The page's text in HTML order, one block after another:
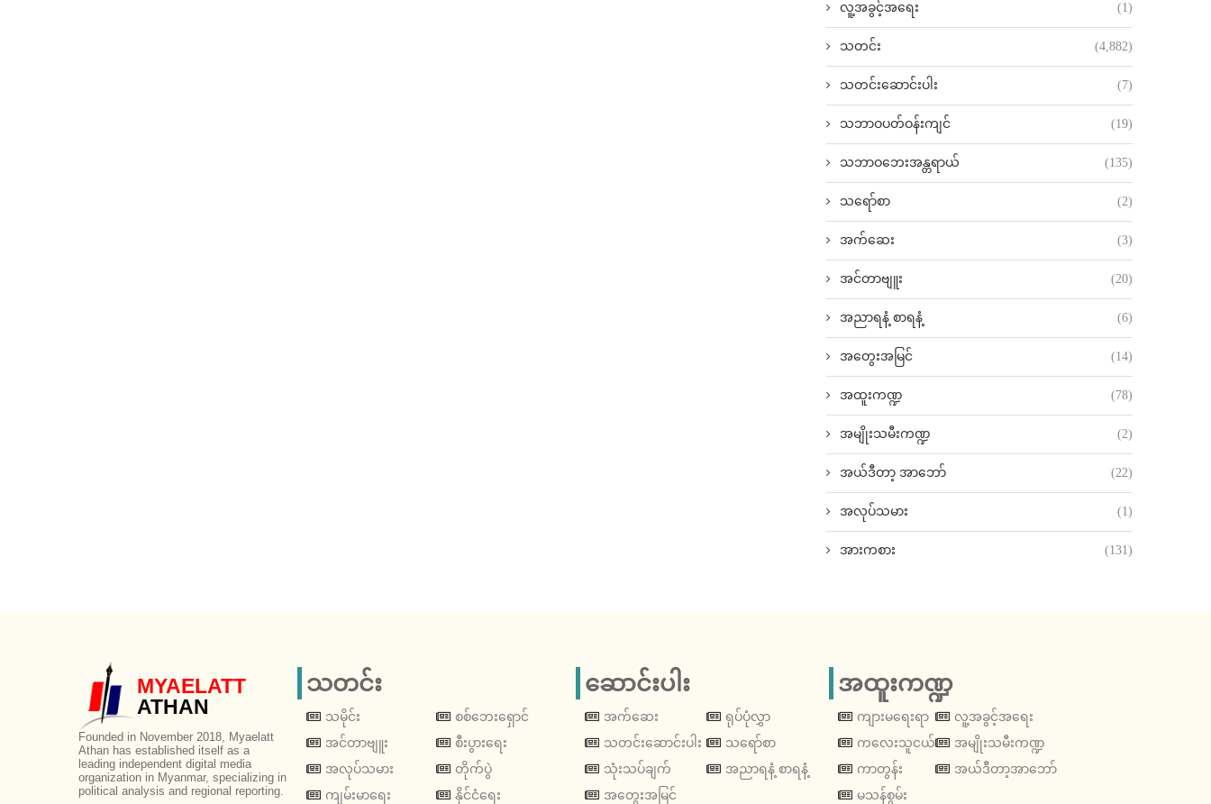
လူ့အခွင့်အရေး (1)
သတင်း (4,882)
သတင်းဆောင်းပါး (7)
သဘာဝပတ်ဝန်းကျင် (19)
သဘာဝဘေးအန္တရာယ် (135)
သရော်စာ (2)
အက်ဆေး (3)
အင်တာဗျူး (20)
အညာရနံ့ စာရနံ့ (6)
အတွေးအမြင် (14)
အထူးကဏ္ဍ (78)
အမျိုးသမီးကဏ္ဍ (2)
အယ်ဒီတာ့ အာဘော် (22)
အလုပ်သမား (1)
အားကစား (131)
MYAELATT
ATHAN
Founded in November 2018, Myaelatt
Athan has established itself as a
leading independent digital media
organization in Myanmar, specializing in
political analysis and regional reporting.
သတင်း
သမိုင်း
အင်တာဗျူး
အလုပ်သမား
ကျမ်းမာရေး
စစ်ဘေးရှောင်
စီးပွားရေး
တိုက်ပွဲ
နိုင်ငံရေး
ဆောင်းပါး
အက်ဆေး
သတင်းဆောင်းပါး
သုံးသပ်ချက်
အတွေးအမြင်
ရုပ်ပုံလွှာ
သရော်စာ
အညာရနံ့ စာရနံ့
အထူးကဏ္ဍ
ကျားမရေးရာ
ကလေးသူငယ်
ကာတွန်း
မသန်စွမ်း
လူ့အခွင့်အရေး
အမျိုးသမီးကဏ္ဍ
အယ်ဒီတာ့အာဘော်